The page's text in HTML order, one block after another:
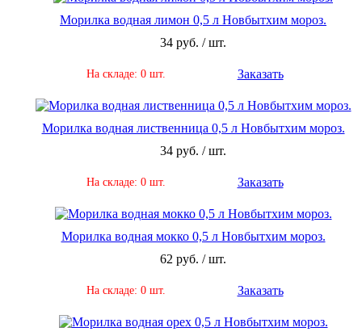
Морилка водная лимон 0,5 л Новбытхим мороз.
34 руб. / шт.
На складе: 0 шт. Заказать
Морилка водная лиственница 0,5 л Новбытхим мороз.
34 руб. / шт.
На складе: 0 шт. Заказать
Морилка водная мокко 0,5 л Новбытхим мороз.
62 руб. / шт.
На складе: 0 шт. Заказать